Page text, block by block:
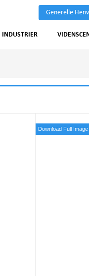
Generelle
INDUSTRIER
Download Full Image